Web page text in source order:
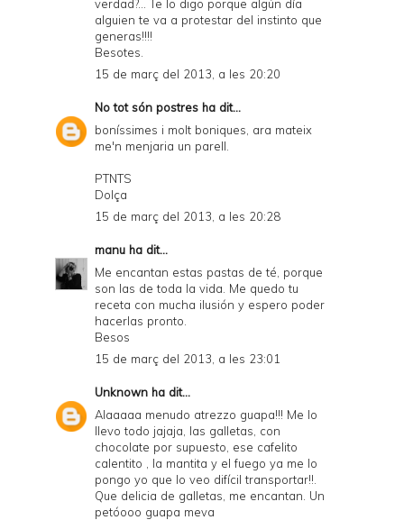
verdad?... Te lo digo porque algún día
alguien te va a protestar del instinto que
generas!!!!
Besotes.
15 de març del 2013, a les 20:20
No tot són postres ha dit...
boníssimes i molt boniques, ara mateix
me'n menjaria un parell.
PTNTS
Dolça
15 de març del 2013, a les 20:28
manu ha dit...
Me encantan estas pastas de té, porque
son las de toda la vida. Me quedo tu
receta con mucha ilusión y espero poder
hacerlas pronto.
Besos
15 de març del 2013, a les 23:01
Unknown ha dit...
Alaaaaa menudo atrezzo guapa!!! Me lo
llevo todo jajaja, las galletas, con
chocolate por supuesto, ese cafelito
calentito , la mantita y el fuego ya me lo
pongo yo que lo veo difícil transportar!!.
Que delicia de galletas, me encantan. Un
petóooo guapa meva